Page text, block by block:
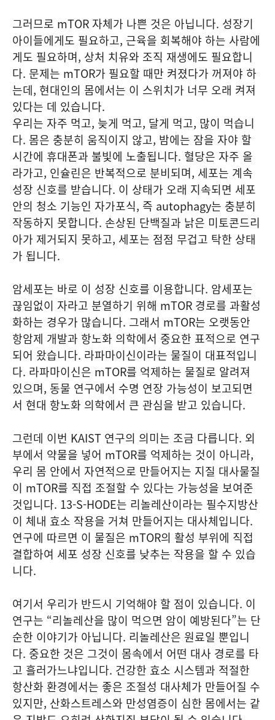
그러므로 mTOR 자체가 나쁜 것은 아닙니다. 성장기
아이들에게도 필요하고, 근육을 회복해야 하는 사람에
게도 필요하며, 상처 치유와 조직 재생에도 필요합니
다. 문제는 mTOR가 필요할 때만 켜졌다가 꺼져야 하
는데, 현대인의 몸에서는 이 스위치가 너무 오래 켜져
있다는 데 있습니다.
우리는 자주 먹고, 늦게 먹고, 달게 먹고, 많이 먹습니
다. 몸은 충분히 움직이지 않고, 밤에는 잠을 자야 할
시간에 휴대폰과 불빛에 노출됩니다. 혈당은 자주 올
라가고, 인슐린은 반복적으로 분비되며, 세포는 계속
성장 신호를 받습니다. 이 상태가 오래 지속되면 세포
안의 청소 기능인 자가포식, 즉 autophagy는 충분히
작동하지 못합니다. 손상된 단백질과 낡은 미토콘드리
아가 제거되지 못하고, 세포는 점점 무겁고 탁한 상태
가 됩니다.
암세포는 바로 이 성장 신호를 이용합니다. 암세포는
끊임없이 자라고 분열하기 위해 mTOR 경로를 과활성
화하는 경우가 많습니다. 그래서 mTOR는 오랫동안
항암제 개발과 항노화 의학에서 중요한 표적으로 연구
되어 왔습니다. 라파마이신이라는 물질이 대표적입니
다. 라파마이신은 mTOR를 억제하는 물질로 알려져
있으며, 동물 연구에서 수명 연장 가능성이 보고되면
서 현대 항노화 의학에서 큰 관심을 받고 있습니다.
그런데 이번 KAIST 연구의 의미는 조금 다릅니다. 외
부에서 약물을 넣어 mTOR를 억제하는 것이 아니라,
우리 몸 안에서 자연적으로 만들어지는 지질 대사물질
이 mTOR를 직접 조절할 수 있다는 가능성을 보여준
것입니다. 13-S-HODE는 리놀레산이라는 필수지방산
이 체내 효소 작용을 거쳐 만들어지는 대사체입니다.
연구에 따르면 이 물질은 mTOR의 활성 부위에 직접
결합하여 세포 성장 신호를 낮추는 작용을 할 수 있습
니다.
여기서 우리가 반드시 기억해야 할 점이 있습니다. 이
연구는 “리놀레산을 많이 먹으면 암이 예방된다”는 단
순한 이야기가 아닙니다. 리놀레산은 원료일 뿐입니
다. 중요한 것은 그것이 몸속에서 어떤 대사 경로를 타
고 흘러가느냐입니다. 건강한 효소 시스템과 적절한
항산화 환경에서는 좋은 조절성 대사체가 만들어질 수
있지만, 산화스트레스와 만성염증이 심한 몸에서는 같